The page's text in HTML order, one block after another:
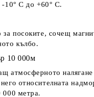
-10° С до +60° С.
за посоките, сочещ
кълбо.
10 000м
атмосферното налягане
относителната
000 метра.